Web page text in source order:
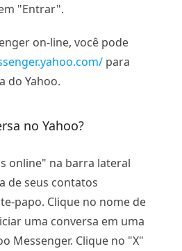
"Entrar".
on-line, você pode
para
do Yahoo.
no Yahoo?
online" na barra lateral
de seus contatos
papo. Clique no nome de
uma conversa em uma
Messenger. Clique no "X"